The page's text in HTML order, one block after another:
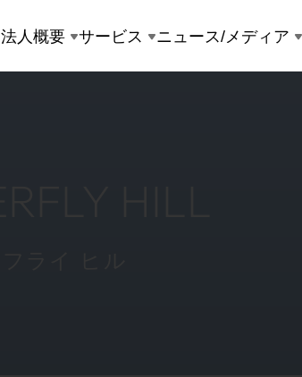
法人概要 サービス ニュース/メディア